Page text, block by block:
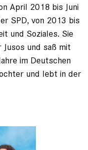
April 2018 bis Juni
SPD, von 2013 bis
und Soziales. Sie
und saß mit
im Deutschen
und lebt in der